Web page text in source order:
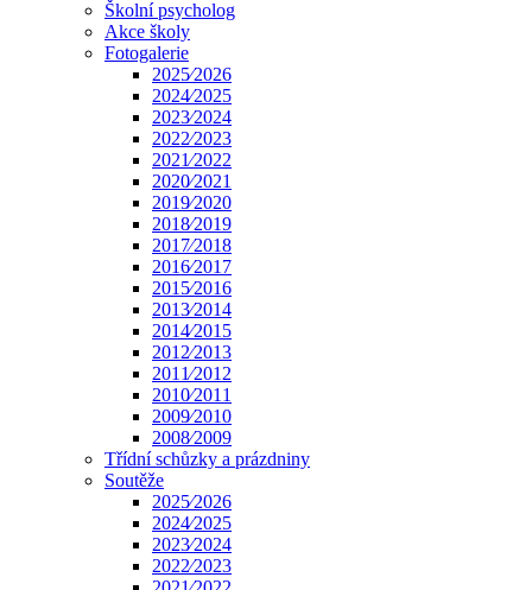
Školní psycholog
Akce školy
Fotogalerie
2025⁄2026
2024⁄2025
2023⁄2024
2022⁄2023
2021⁄2022
2020⁄2021
2019⁄2020
2018⁄2019
2017⁄2018
2016⁄2017
2015⁄2016
2013⁄2014
2014⁄2015
2012⁄2013
2011⁄2012
2010⁄2011
2009⁄2010
2008⁄2009
Třídní schůzky a prázdniny
Soutěže
2025⁄2026
2024⁄2025
2023⁄2024
2022⁄2023